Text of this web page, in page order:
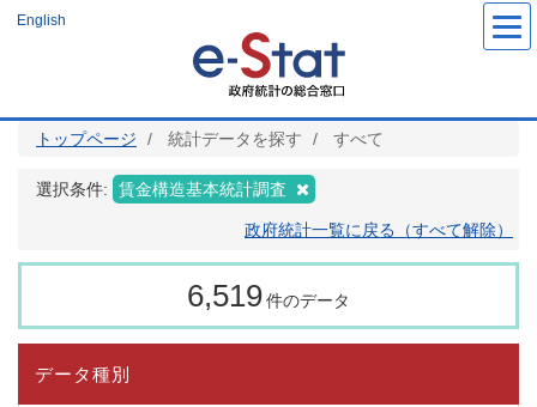
ツ
English
トップページ 統計データを探す すべて
選択条件: 賃金構造基本統計調査
政府統計一覧に戻る（すべて解除）
6,519件のデータ
データ種別